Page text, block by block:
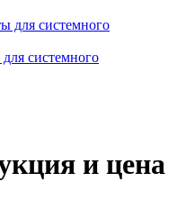
для системного
системного
и цена